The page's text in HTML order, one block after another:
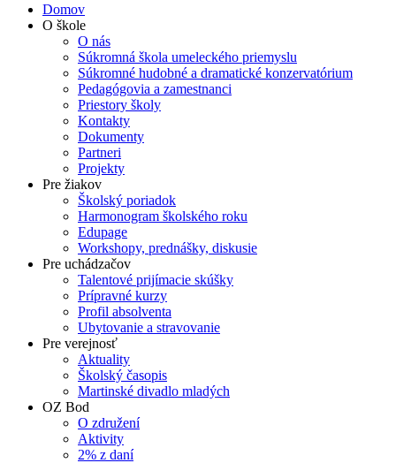
Domov
O škole
O nás
Súkromná škola umeleckého priemyslu
Súkromné hudobné a dramatické konzervatórium
Pedagógovia a zamestnanci
Priestory školy
Kontakty
Dokumenty
Partneri
Projekty
Pre žiakov
Školský poriadok
Harmonogram školského roku
Edupage
Workshopy, prednášky, diskusie
Pre uchádzačov
Talentové prijímacie skúšky
Prípravné kurzy
Profil absolventa
Ubytovanie a stravovanie
Pre verejnosť
Aktuality
Školský časopis
Martinské divadlo mladých
OZ Bod
O združení
Aktivity
2% z daní